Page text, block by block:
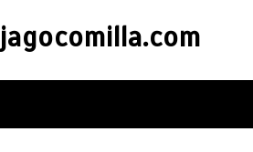
jagocomilla.com